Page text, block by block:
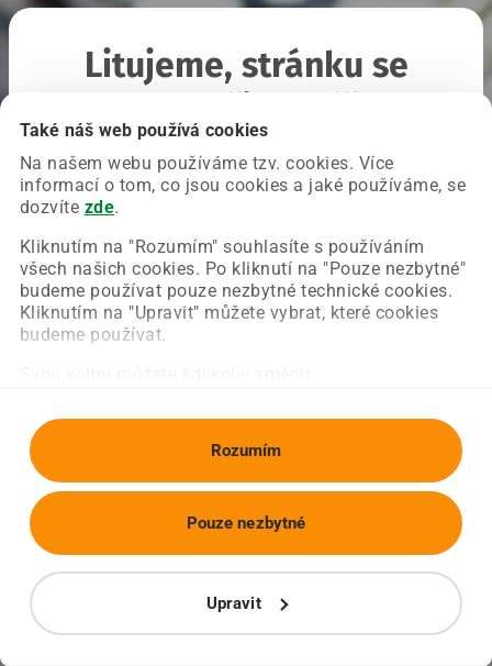
Také náš web používá cookies
Na našem webu používáme tzv. cookies. Více
informací o tom, co jsou cookies a jaké používáme, se
dozvíte zde.
Kliknutím na "Rozumím" souhlasíte s používáním
všech našich cookies. Po kliknutí na "Pouze nezbytné"
budeme používat pouze nezbytné technické cookies.
Kliknutím na "Upravit" můžete vybrat, které cookies
budeme používat.
Rozumím
Upravit
Pouze nezbytné
Litujeme, stránku se
Chyba nastala na naší straně a už ji opravujeme.
Zkuste prosím znovu načíst požadovanou stránku.
Obnovit stránku Úvodní strana